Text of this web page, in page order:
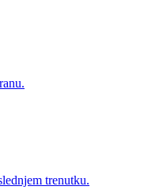
trenutku.